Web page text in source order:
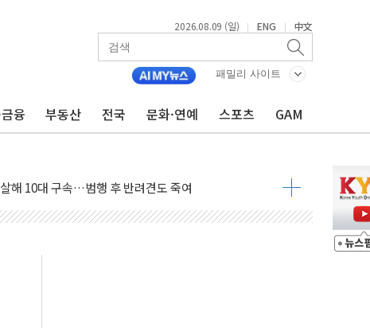
2026.08.09 (일) | ENG | 中文
패밀리 사이트
융 부동산 전국 문화·연예 스포츠 GAM
고 발생…작업자 1명 숨져
'철강 AI융합실증센터' 들어선다
적 1.48%p 차 선두 유지...金 46.01% vs 鄭 44.53%
오중기 당선...합산득표율 68.63%
선서 정청래에 승리…金 48.54% vs 鄭 44.40%
북 경선 결과...김민석 48.54% 정청래 44.40%
발표...정청래 47.82% 김민석 46.35% 송영길 5.83%
발표...김민석 50.30% 정청래 41.94% 송영길 7.76%